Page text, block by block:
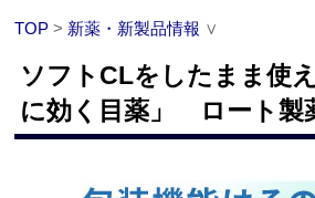
TOP > 新薬・新製品情報 ∨
ソフトCLをしたまま使
に効く目薬」 ロート製